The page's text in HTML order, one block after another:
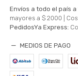
Envíos a todo el país a
mayores a $ 2000 |
PedidosYa Express:
MEDIOS DE PAGO